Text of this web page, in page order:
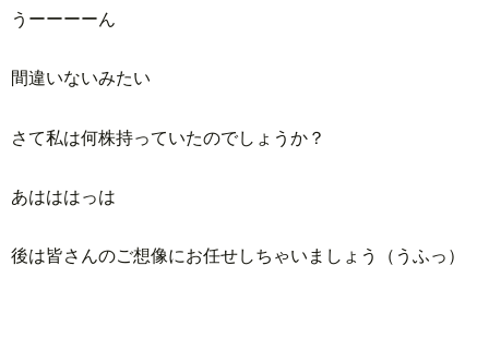
うーーーーん
間違いないみたい
さて私は何株持っていたのでしょうか？
あはははっは
後は皆さんのご想像にお任せしちゃいましょう（うふっ）